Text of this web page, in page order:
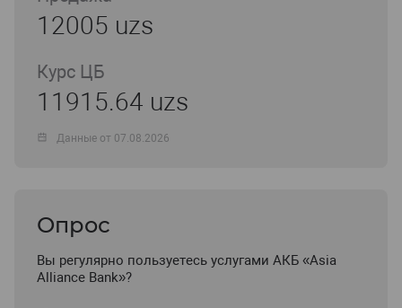
12005 uzs
Курс ЦБ
11915.64 uzs
Данные от 07.08.2026
Опрос
Вы регулярно пользуетесь услугами АКБ «Asia
Alliance Bank»?